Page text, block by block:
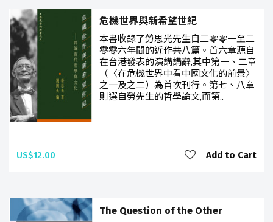
危機世界與新希望世紀
本書收錄了勞思光先生自二零零一至二
零零六年間的近作共八篇。首六章源自
在台港發表的演講講辭,其中第一、二章
（〈在危機世界中看中國文化的前景〉
之一及之二）為首次刊行。第七、八章
則選自勞先生的哲學論文,而第..
US$12.00 Add to Cart
The Question of the Other